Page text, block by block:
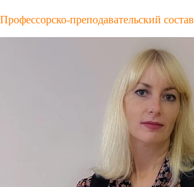
Профессорско-преподавательский состав